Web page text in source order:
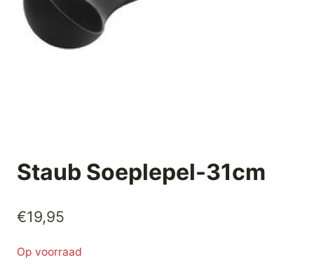
Staub Soeplepel-31cm
€19,95
Op voorraad